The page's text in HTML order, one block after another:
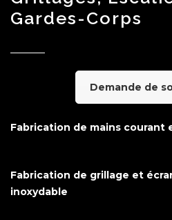
Gardes-Corps
Demande de
Fabrication de mains courant
Fabrication de grillage et
inoxydable